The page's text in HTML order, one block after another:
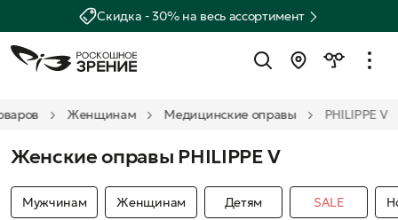
Скидка - 30% на весь ассортимент
Женщинам Медицинские оправы PHILIPPE V
Женские оправы PHILIPPE V
Мужчинам Женщинам Детям SALE